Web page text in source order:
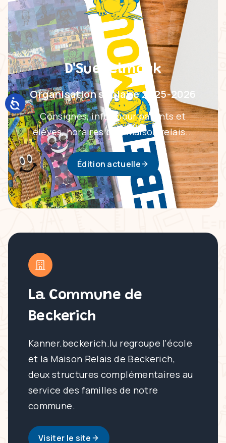
D'Suebelmouk
Organisation scolaire 2025-2026
Consignes, infos pour parents et
élèves, horaires bus, maison relais...
Édition actuelle
La Commune de
Beckerich
Kanner.beckerich.lu regroupe l'école
et la Maison Relais de Beckerich,
deux structures complémentaires au
service des familles de notre
commune.
Visiter le site